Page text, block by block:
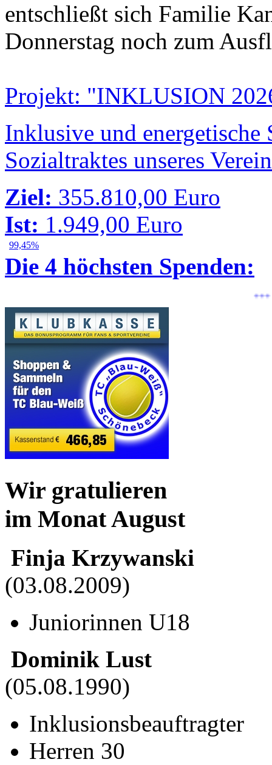
entschließt sich Familie
Donnerstag noch zum
Projekt: "INKLUSION
Inklusive und
Sozialtraktes unseres
Ziel: 355.810,00 Euro
Ist: 1.949,00 Euro
99,45%
Die 4 höchsten Spenden:
+++
Wir gratulieren
im Monat August
Finja Krzywanski
(03.08.2009)
Juniorinnen U18
Dominik Lust
(05.08.1990)
Inklusionsbeauftragter
Herren 30